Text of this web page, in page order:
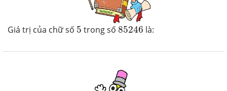
Giá trị của chữ số 5
5 trong số 85246
85246 là: